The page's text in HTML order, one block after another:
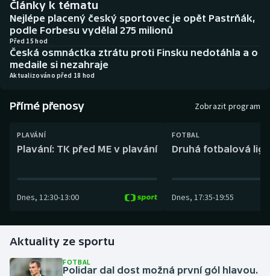
Basketbal
Biatlon
Curling
Florbal
Golf
Historické návraty
Aplikace ČT sport
Články k tématu
Nejlépe placený český sportovec je opět Pastrňák,
podle Forbesu vydělal 275 milionů
Před 15 hod
Česká osmnáctka ztrátu proti Finsku nedotáhla a o
medaile si nezahraje
Aktualizováno před 18 hod
Přímé přenosy Zobrazit program
PLAVÁNÍ
Plavání: TK před ME v plavání
Dnes, 12:30-13:00
FOTBAL
Druhá fotbalová
Dnes, 17:35-19:55
Aktuality ze sportu
FOTBAL
Polidar dal dost možná první gól hlavou.